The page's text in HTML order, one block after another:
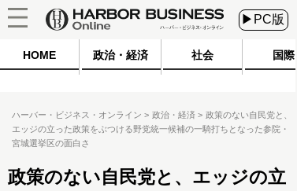
▶PC版
HOME 政治・経済 社会 国際
ハーバー・ビジネス・オンライン 政治・経済
政策のない自民党と、
エッジの立った政策をぶつける野党統一候補の一騎打ちとなった参院・
宮城選挙区の面白さ
政策のない自民党と、エッジの立